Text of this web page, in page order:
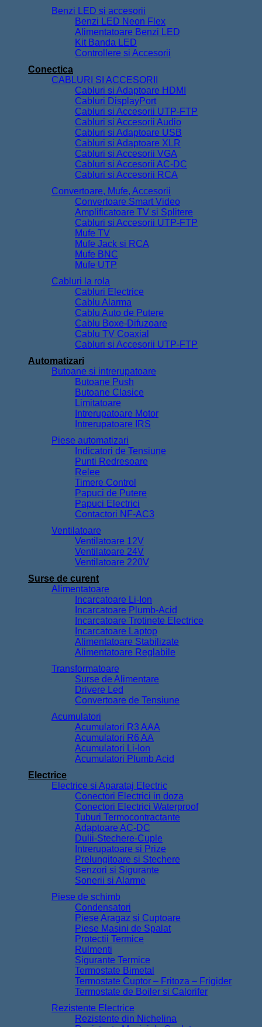
Benzi LED si accesorii
Benzi LED Neon Flex
Alimentatoare Benzi LED
Kit Banda LED
Controllere si Accesorii
Conectica
CABLURI SI ACCESORII
Cabluri si Adaptoare HDMI
Cabluri DisplayPort
Cabluri si Accesorii UTP-FTP
Cabluri si Accesorii Audio
Cabluri si Adaptoare USB
Cabluri si Adaptoare XLR
Cabluri si Accesorii VGA
Cabluri si Accesorii AC-DC
Cabluri si Accesorii RCA
Convertoare, Mufe, Accesorii
Convertoare Smart Video
Amplificatoare TV si Splitere
Cabluri si Accesorii UTP-FTP
Mufe TV
Mufe Jack si RCA
Mufe BNC
Mufe UTP
Cabluri la rola
Cabluri Electrice
Cablu Alarma
Cablu Auto de Putere
Cablu Boxe-Difuzoare
Cablu TV Coaxial
Cabluri si Accesorii UTP-FTP
Automatizari
Butoane si intrerupatoare
Butoane Push
Butoane Clasice
Limitatoare
Intrerupatoare Motor
Intrerupatoare IRS
Piese automatizari
Indicatori de Tensiune
Punti Redresoare
Relee
Timere Control
Papuci de Putere
Papuci Electrici
Contactori NF-AC3
Ventilatoare
Ventilatoare 12V
Ventilatoare 24V
Ventilatoare 220V
Surse de curent
Alimentatoare
Incarcatoare Li-Ion
Incarcatoare Plumb-Acid
Incarcatoare Trotinete Electrice
Incarcatoare Laptop
Alimentatoare Stabilizate
Alimentatoare Reglabile
Transformatoare
Surse de Alimentare
Drivere Led
Convertoare de Tensiune
Acumulatori
Acumulatori R3 AAA
Acumulatori R6 AA
Acumulatori Li-Ion
Acumulatori Plumb Acid
Electrice
Electrice si Aparataj Electric
Conectori Electrici in doza
Conectori Electrici Waterproof
Tuburi Termocontractante
Adaptoare AC-DC
Dulii-Stechere-Cuple
Intrerupatoare si Prize
Prelungitoare si Stechere
Senzori si Sigurante
Sonerii si Alarme
Piese de schimb
Condensatori
Piese Aragaz si Cuptoare
Piese Masini de Spalat
Protectii Termice
Rulmenti
Sigurante Termice
Termostate Bimetal
Termostate Cuptor – Fritoza – Frigider
Termostate de Boiler si Calorifer
Rezistente Electrice
Rezistente din Nichelina